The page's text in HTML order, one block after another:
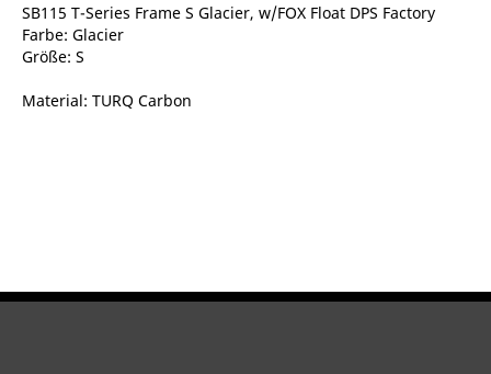
SB115 T-Series Frame S Glacier, w/FOX Float DPS Factory
Farbe: Glacier
Größe: S
Material: TURQ Carbon